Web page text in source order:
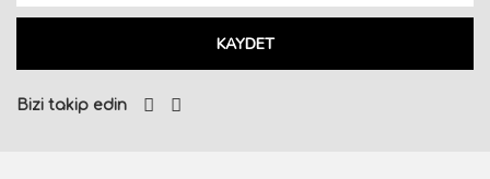
KAYDET
Bizi takip edin